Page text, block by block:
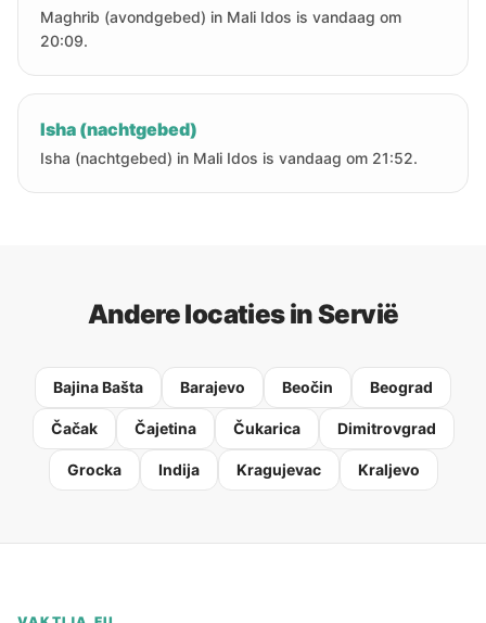
Maghrib (avondgebed) in Mali Idos is vandaag om
20:09.
Isha (nachtgebed)
Isha (nachtgebed) in Mali Idos is vandaag om 21:52.
Andere locaties in Servië
Bajina Bašta Barajevo Beočin Beograd
Čačak Čajetina Čukarica Dimitrovgrad
Grocka Indija Kragujevac Kraljevo